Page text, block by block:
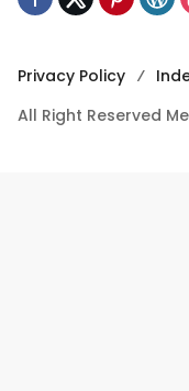
Privacy Policy
All Right Reserved